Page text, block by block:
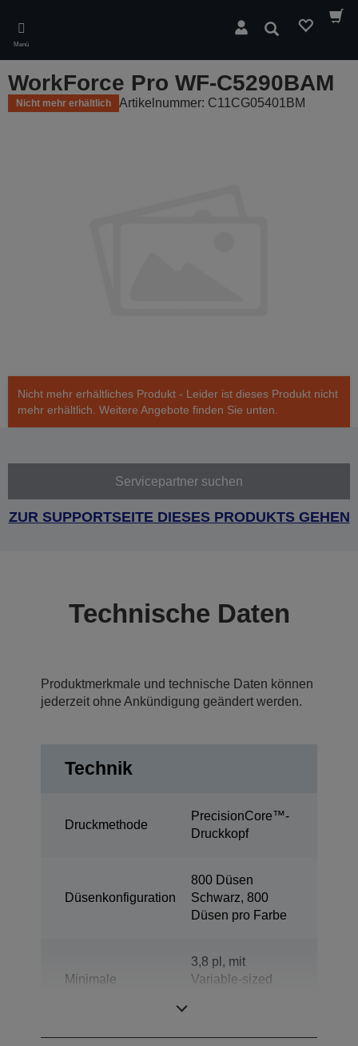
main
content
Menü
Suchen
WorkForce Pro WF-C5290BAM
Nicht mehr erhältlich Artikelnummer: C11CG05401BM
Nicht mehr erhältliches Produkt - Leider ist dieses Produkt nicht
mehr erhältlich. Weitere Angebote finden Sie unten.
Servicepartner suchen
ZUR SUPPORTSEITE DIESES PRODUKTS GEHEN
Technische Daten
Produktmerkmale und technische Daten können
jederzeit ohne Ankündigung geändert werden.
Technik
Druckmethode
PrecisionCore™-
Druckkopf
Düsenkonfiguration
800 Düsen
Schwarz, 800
Düsen pro Farbe
Minimale
3,8 pl, mit
Variable-sized